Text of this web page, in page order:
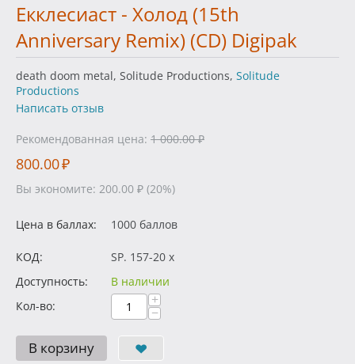
Екклесиаст - Холод (15th
Anniversary Remix) (CD) Digipak
death doom metal, Solitude Productions, Solitude
Productions
Написать отзыв
Рекомендованная цена: 1 000.00 ₽
800.00₽
Вы экономите: 200.00 ₽ (20%)
Цена в баллах: 1000 баллов
КОД:
SP. 157-20 x
Доступность:
В наличии
Кол-во:
+
−
В корзину